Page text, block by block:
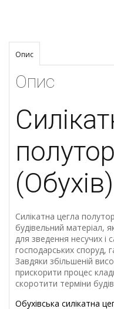
Опис
Опис
(Обухів)
Силікатна цегла
будівельний матеріал,
для зведення несучих і
господарських споруд,
Завдяки збільшеній
прискорити процес
скоротити терміни
Обухівська силікатна